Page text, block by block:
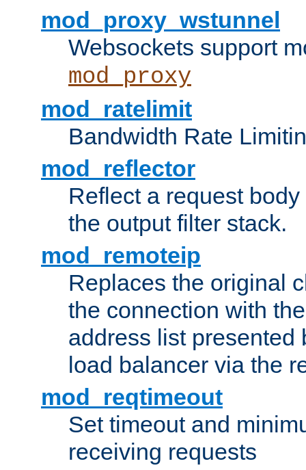
mod_proxy_wstunnel
Websockets support
mod_proxy
mod_ratelimit
Bandwidth Rate
mod_reflector
Reflect a request
the output filter stack.
mod_remoteip
Replaces the original
the connection with
address list presented
load balancer via the
mod_reqtimeout
Set timeout and
receiving requests